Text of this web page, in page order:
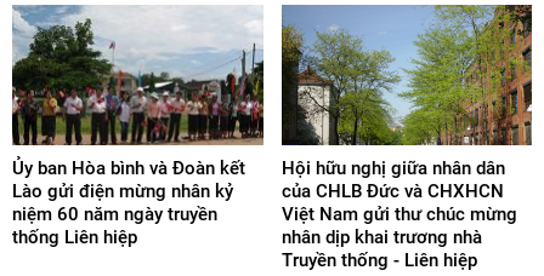
Ủy ban Hòa bình và Đoàn kết
Lào gửi điện mừng nhân kỷ
niệm 60 năm ngày truyền
thống Liên hiệp
Hội hữu nghị giữa nhân dân
của CHLB Đức và CHXHCN
Việt Nam gửi thư chúc mừng
nhân dịp khai trương nhà
Truyền thống - Liên hiệp